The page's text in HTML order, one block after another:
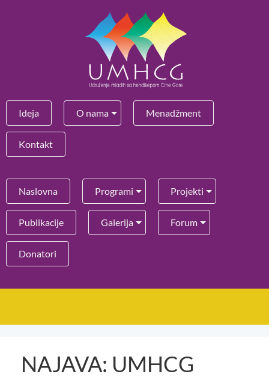
Ideja O nama Menadžment
Kontakt
Naslovna Programi Projekti
Publikacije Galerija Forum
Donatori
NAJAVA: UMHCG